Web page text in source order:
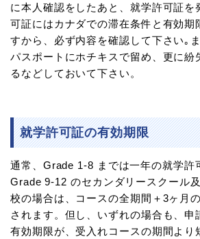
に本人確認をしたあと、就学許可証を
可証にはカナダでの滞在条件と有効期
すから、必ず内容を確認して下さい｡
パスポートにホチキスで留め、更に紛
るなどしておいて下さい。
就学許可証の有効期限
通常、Grade 1-8 までは一年の就学許
Grade 9-12 のセカンダリースクール
校の場合は、コースの全期間＋3ヶ月
されます。但し、いずれの場合も、申
有効期限が、受入れコースの期間より